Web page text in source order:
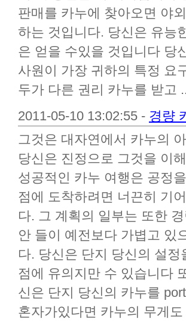
판매를 카누에 찾아오면 야
하는 것입니다. 당신은 유능
은 얻을 수있을 것입니다 당
사원이 가장 귀하의 특정 요
두가 다른 권리 카누를 받고
2011-05-10 13:02:55 - 경량
그것은 대자연에서 카누의
당신은 진정으로 그것을 이
성공적인 카누 여행은 공정
점에 도착하려면 너끈히 기
다. 그 계획의 일부는 또한
안 들이 예전보다 가볍고 있
다. 당신은 단지 당신의 설
점에 유의지만 수 있습니다
신은 단지 당신의 카누를
혼자가있다면 카누의 무게